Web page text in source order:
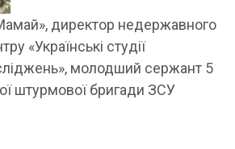
директор недержавного
«Українські студії
молодший сержант 5
штурмової бригади ЗСУ